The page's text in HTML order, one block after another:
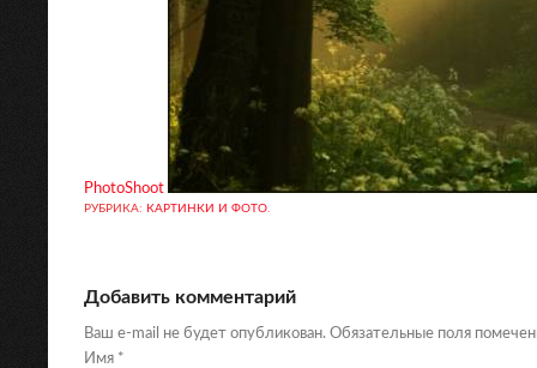
PhotoShoot
РУБРИКА: КАРТИНКИ И ФОТО
Добавить комментарий
Ваш e-mail не будет опубликован. Обязательные поля
Имя *